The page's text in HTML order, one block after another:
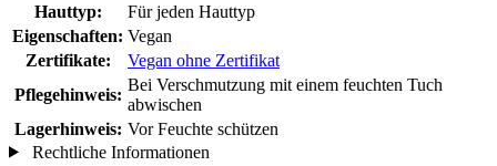
Hauttyp:
Für jeden Hauttyp
Eigenschaften: Vegan
Zertifikate:
Vegan ohne Zertifikat
Pflegehinweis:
Bei Verschmutzung mit einem feuchten Tuch
abwischen
Lagerhinweis: Vor Feuchte schützen
Rechtliche Informationen